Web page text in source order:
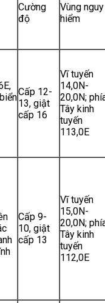
Cường
độ
Vùng nguy
hiểm
Cấp 12-
13, giật
cấp 16
Vĩ tuyến
14,0N-
20,0N;
Tây kinh
tuyến
113,0E
Cấp 9-
10, giật
cấp 13
Vĩ tuyến
15,0N-
20,0N;
Tây kinh
tuyến
112,0E